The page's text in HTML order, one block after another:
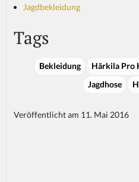
Jagdbekleidung
Tags
Bekleidung Härkila Pro
Jagdhose
Veröffentlicht am 11. Mai 2016